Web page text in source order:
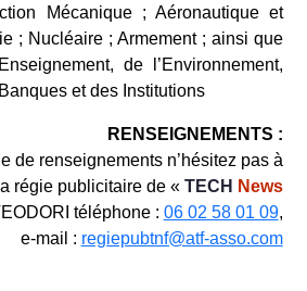
Mécanique ; Aéronautique et
; Nucléaire ; Armement ; ainsi que
de l’Environnement,
et des Institutions
RENSEIGNEMENTS :
de renseignements n’hésitez pas à
régie publicitaire de « TECH News
téléphone : 06 02 58 01 09,
e-mail : regiepubtnf@atf-asso.com